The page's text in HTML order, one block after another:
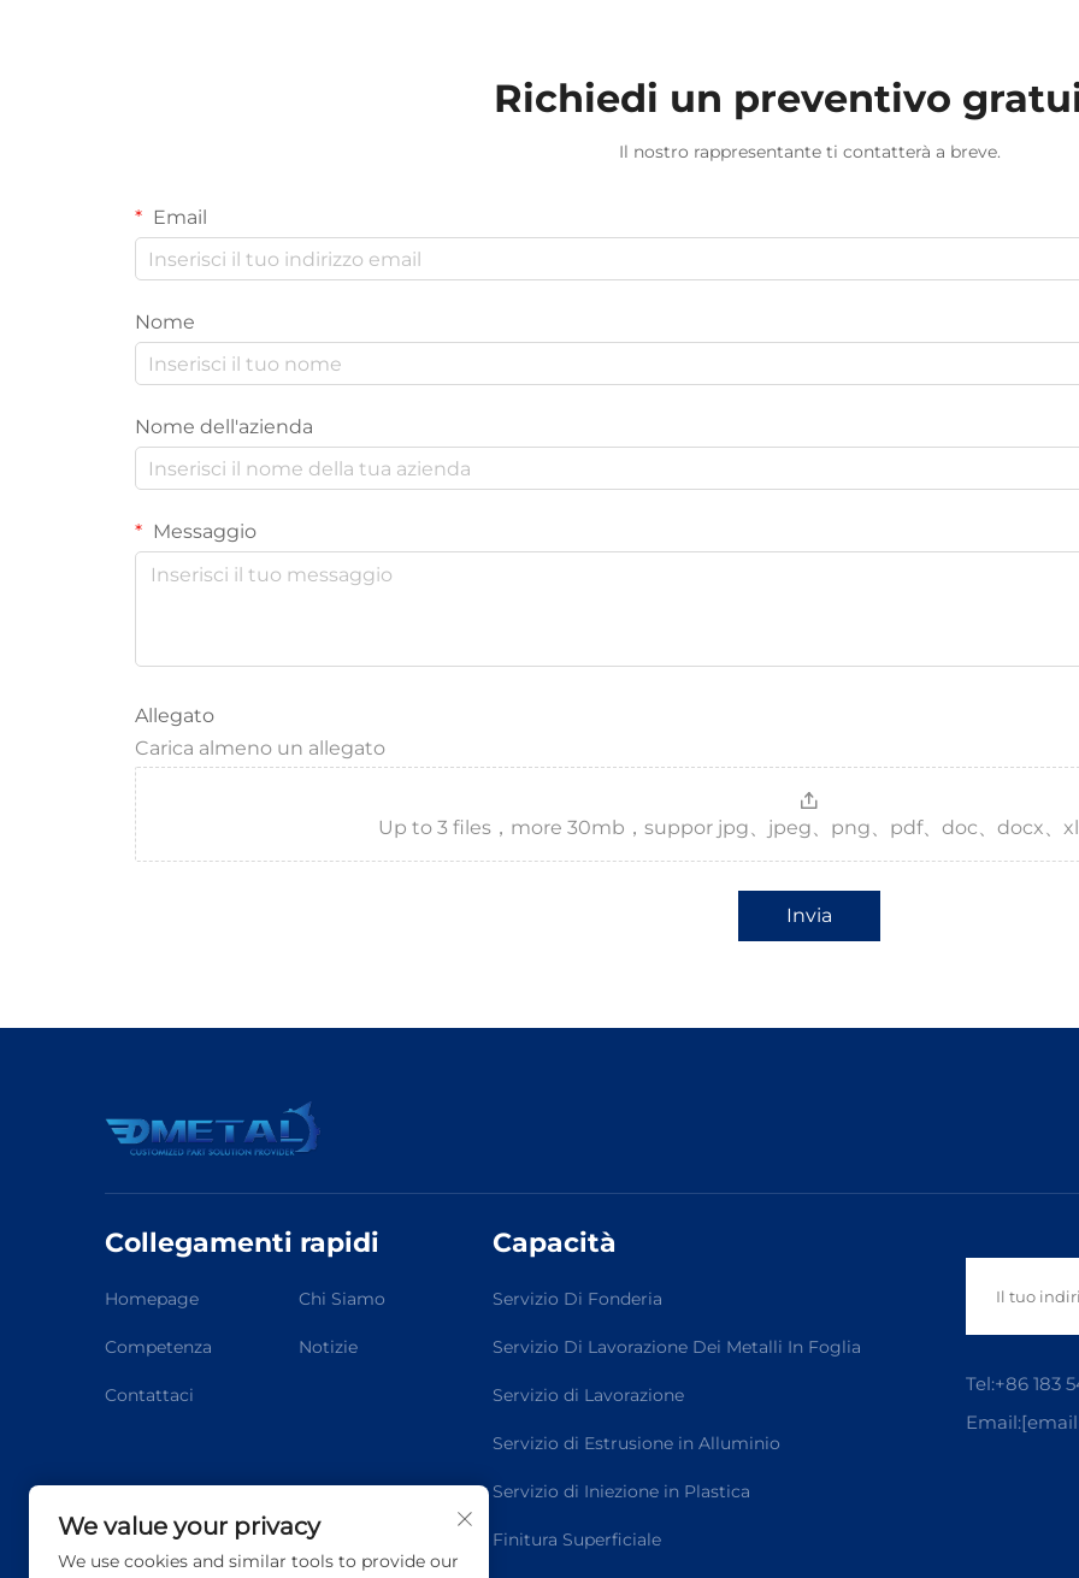
Richiedi un preventivo
Il nostro rappresentante ti contatterà a breve.
Email
Nome
Nome dell'azienda
Messaggio
Allegato
Carica almeno un allegato
Up to 3 files，more 30mb，suppor jpg、jpeg、png、pdf、doc、docx、
Invia
Collegamenti rapidi
Homepage Chi Siamo
Competenza Notizie
Contattaci
Capacità
Servizio Di Fonderia
Servizio Di Lavorazione Dei Metalli In Foglia
Servizio di Lavorazione
Servizio di Estrusione in Alluminio
Servizio di Iniezione in Plastica
Finitura Superficiale
Tel:+86 183
Email:
We value your privacy
We use cookies and similar tools to provide our